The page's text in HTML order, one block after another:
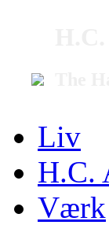
Liv
H.C.
Værk